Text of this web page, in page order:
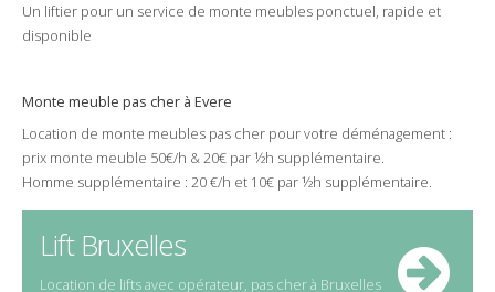
Un liftier pour un service de monte meubles ponctuel, rapide et
disponible
Monte meuble pas cher à Evere
Location de monte meubles pas cher pour votre déménagement :
prix monte meuble 50€/h & 20€ par ½h supplémentaire.
Homme supplémentaire : 20 €/h et 10€ par ½h supplémentaire.
Lift Bruxelles
Location de liftsavec opérateur, pas cherà Bruxelles